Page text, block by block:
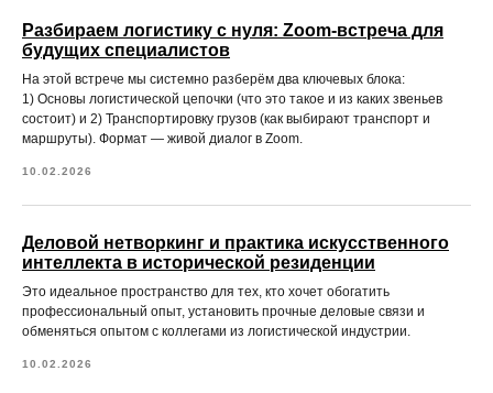
Разбираем логистику с нуля: Zoom-встреча для
будущих специалистов
На этой встрече мы системно разберём два ключевых блока:
1) Основы логистической цепочки (что это такое и из каких звеньев
состоит) и 2) Транспортировку грузов (как выбирают транспорт и
маршруты). Формат — живой диалог в Zoom.
10.02.2026
Деловой нетворкинг и практика искусственного
интеллекта в исторической резиденции
Это идеальное пространство для тех, кто хочет обогатить
профессиональный опыт, установить прочные деловые связи и
обменяться опытом с коллегами из логистической индустрии.
10.02.2026